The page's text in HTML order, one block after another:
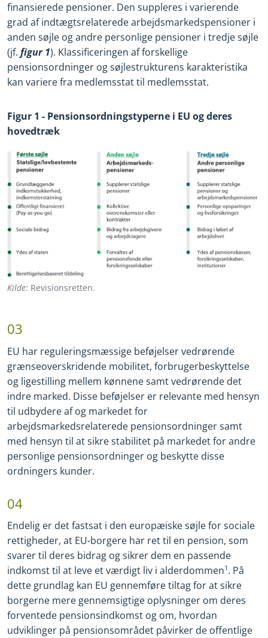
finansierede pensioner. Den suppleres i varierende
grad af indtægtsrelaterede arbejdsmarkedspensioner i
anden søjle og andre personlige pensioner i tredje søjle
(jf. figur 1). Klassificeringen af forskellige
pensionsordninger og søjlestrukturens karakteristika
kan variere fra medlemsstat til medlemsstat.
Figur 1 - Pensionsordningstyperne i EU og deres
hovedtræk
Kilde: Revisionsretten.
03
EU har reguleringsmæssige beføjelser vedrørende
grænseoverskridende mobilitet, forbrugerbeskyttelse
og ligestilling mellem kønnene samt vedrørende det
indre marked. Disse beføjelser er relevante med hensyn
til udbydere af og markedet for
arbejdsmarkedsrelaterede pensionsordninger samt
med hensyn til at sikre stabilitet på markedet for andre
personlige pensionsordninger og beskytte disse
ordningers kunder.
04
Endelig er det fastsat i den europæiske søjle for sociale
rettigheder, at EU-borgere har ret til en pension, som
svarer til deres bidrag og sikrer dem en passende
indkomst til at leve et værdigt liv i alderdommen1 . På
dette grundlag kan EU gennemføre tiltag for at sikre
borgerne mere gennemsigtige oplysninger om deres
forventede pensionsindkomst og om, hvordan
udviklinger på pensionsområdet påvirker de offentlige